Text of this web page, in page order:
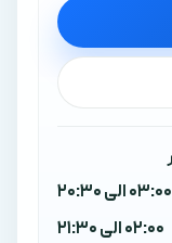
03:00 الی 20:30
02:00 الی 21:30